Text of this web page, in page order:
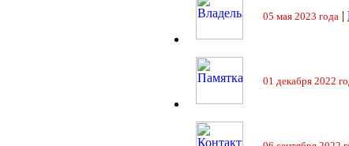
05 мая 2023 года |
01 декабря 2022